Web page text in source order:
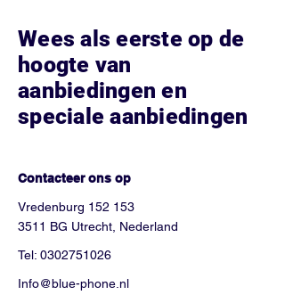
Wees als eerste op de
hoogte van
aanbiedingen en
speciale aanbiedingen
Contacteer ons op
Vredenburg 152 153
3511 BG Utrecht, Nederland
Tel: 0302751026
Info@blue-phone.nl